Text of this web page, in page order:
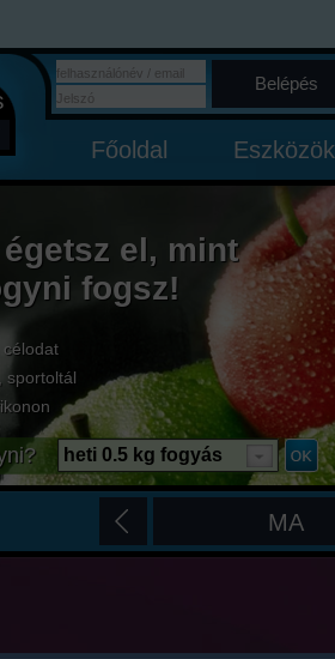
Belépés
Főoldal Eszközök
el, mint
fogsz!
sportoltál
heti 0.5 kg fogyás
MA